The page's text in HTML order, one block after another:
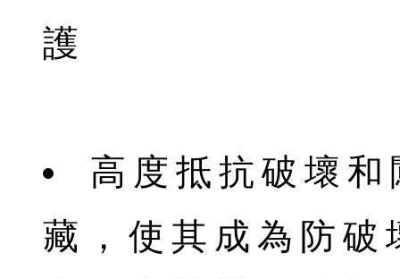
護
高度抵抗破壞
藏，使其成為防